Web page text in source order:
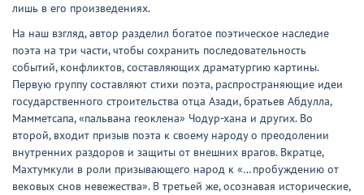
лишь в его произведениях.
На наш взгляд, автор разделил богатое поэтическое наследие
поэта на три части, чтобы сохранить последовательность
событий, конфликтов, составляющих драматургию картины.
Первую группу составляют стихи поэта, распространяющие идеи
государственного строительства отца Азади, братьев Абдулла,
Мамметсапа, «пальвана геоклена» Чодур-хана и других. Во
второй, входит призыв поэта к своему народу о преодолении
внутренних раздоров и защиты от внешних врагов. Вкратце,
Махтумкули в роли призывающего народ к «…пробуждению от
вековых снов невежества». В третьей же, осознавая исторические,